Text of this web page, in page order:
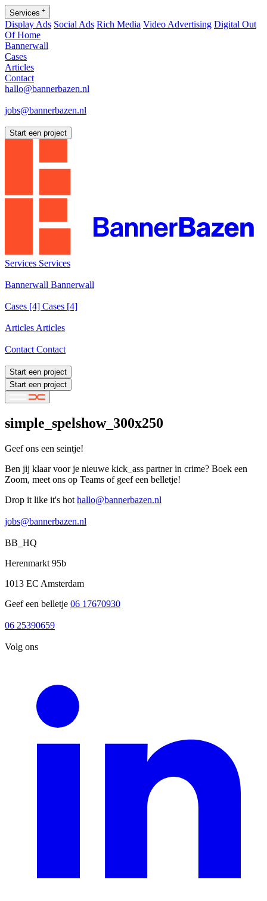
Services +
Display Ads Social Ads Rich Media Video Advertising Digital Out
Of Home
Bannerwall
Cases
Articles
Contact
hallo@bannerbazen.nl
jobs@bannerbazen.nl
Start een project
Services Services
Bannerwall Bannerwall
Cases [4] Cases [4]
Articles Articles
Contact Contact
Start een project
Start een project
simple_spelshow_300x250
Geef ons een seintje!
Ben jij klaar voor je nieuwe kick_ass partner in crime? Boek een
Zoom, meet ons op Teams of geef een belletje!
Drop it like it's hot hallo@bannerbazen.nl
jobs@bannerbazen.nl
BB_HQ
Herenmarkt 95b
1013 EC Amsterdam
Geef een belletje 06 17670930
06 25390659
Volg ons